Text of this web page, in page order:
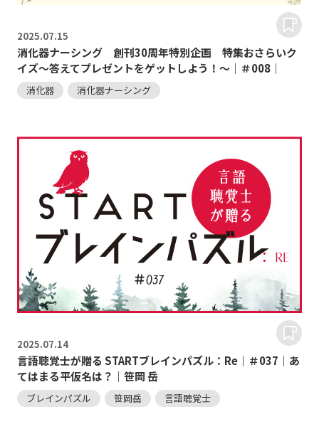
2025.07.15
消化器ナーシング 創刊30周年特別企画 特集おさらいク
イズ～答えてプレゼントをゲットしよう！～｜＃008｜
消化器 消化器ナーシング
2025.07.14
言語聴覚士が贈る STARTブレインパズル：Re｜＃037｜あ
てはまる平仮名は？｜笹岡 岳
ブレインパズル 笹岡岳 言語聴覚士